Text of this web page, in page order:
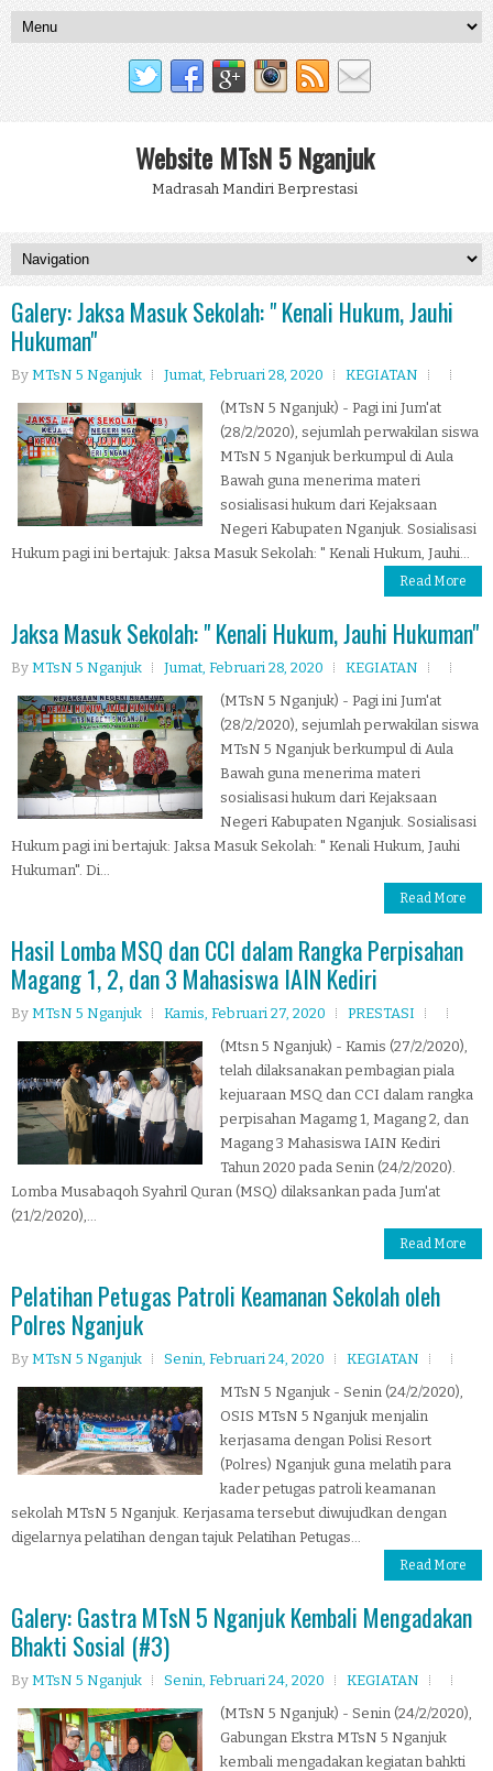
Website MTsN 5 Nganjuk
Madrasah Mandiri Berprestasi
Galery: Jaksa Masuk Sekolah: " Kenali Hukum, Jauhi
Hukuman"
By MTsN 5 Nganjuk Jumat, Februari 28, 2020
KEGIATAN
(MTsN 5 Nganjuk) - Pagi ini Jum'at
(28/2/2020), sejumlah perwakilan siswa
MTsN 5 Nganjuk berkumpul di Aula
Bawah guna menerima materi
sosialisasi hukum dari Kejaksaan
Negeri Kabupaten Nganjuk. Sosialisasi
Hukum pagi ini bertajuk: Jaksa Masuk Sekolah: " Kenali Hukum, Jauhi...
Read More
Jaksa Masuk Sekolah: " Kenali Hukum, Jauhi Hukuman"
By MTsN 5 Nganjuk Jumat, Februari 28, 2020
KEGIATAN
(MTsN 5 Nganjuk) - Pagi ini Jum'at
(28/2/2020), sejumlah perwakilan siswa
MTsN 5 Nganjuk berkumpul di Aula
Bawah guna menerima materi
sosialisasi hukum dari Kejaksaan
Negeri Kabupaten Nganjuk. Sosialisasi
Hukum pagi ini bertajuk: Jaksa Masuk Sekolah: " Kenali Hukum, Jauhi
Hukuman". Di...
Read More
Hasil Lomba MSQ dan CCI dalam Rangka Perpisahan
Magang 1, 2, dan 3 Mahasiswa IAIN Kediri
By MTsN 5 Nganjuk Kamis, Februari 27, 2020
PRESTASI
(Mtsn 5 Nganjuk) - Kamis (27/2/2020),
telah dilaksanakan pembagian piala
kejuaraan MSQ dan CCI dalam rangka
perpisahan Magamg 1, Magang 2, dan
Magang 3 Mahasiswa IAIN Kediri
Tahun 2020 pada Senin (24/2/2020).
Lomba Musabaqoh Syahril Quran (MSQ) dilaksankan pada Jum'at
(21/2/2020),...
Read More
Pelatihan Petugas Patroli Keamanan Sekolah oleh
Polres Nganjuk
By MTsN 5 Nganjuk Senin, Februari 24, 2020
KEGIATAN
MTsN 5 Nganjuk - Senin (24/2/2020),
OSIS MTsN 5 Nganjuk menjalin
kerjasama dengan Polisi Resort
(Polres) Nganjuk guna melatih para
kader petugas patroli keamanan
sekolah MTsN 5 Nganjuk. Kerjasama tersebut diwujudkan dengan
digelarnya pelatihan dengan tajuk Pelatihan Petugas...
Read More
Galery: Gastra MTsN 5 Nganjuk Kembali Mengadakan
Bhakti Sosial (#3)
By MTsN 5 Nganjuk Senin, Februari 24, 2020
KEGIATAN
(MTsN 5 Nganjuk) - Senin (24/2/2020),
Gabungan Ekstra MTsN 5 Nganjuk
kembali mengadakan kegiatan bahkti